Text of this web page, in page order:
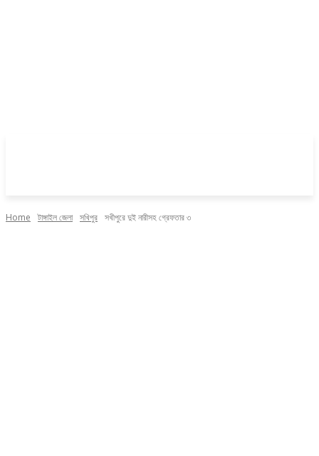
Home টাঙ্গাইল জেলা সখিপুর সখীপুরে দুই নারীসহ গ্রেফতার ৩